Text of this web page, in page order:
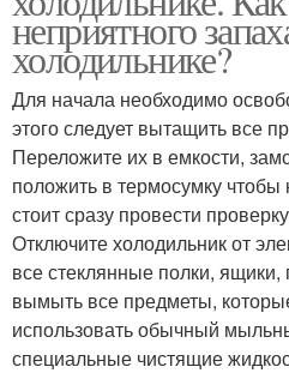
неприятного
холодильнике?
Для начала необходимо
этого следует вытащить все
Переложите их в емкости,
положить в термосумку
стоит сразу провести
Отключите холодильник от
все стеклянные полки,
вымыть все предметы,
использовать обычный
специальные чистящие